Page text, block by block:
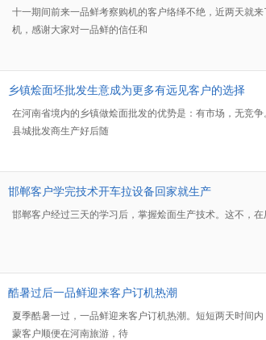
十一期间前来一品鲜考察购机的客户络绎不绝，近两天就
机，感谢大家对一品鲜的信任和
乡镇烩面坯批发生意成为更多有远见客户的选择
在河南省境内的乡镇做烩面批发的优势是：有市场，无竞
县城批发商生产好后随
邯郸客户学完技术开车拉设备回家就生产
邯郸客户经过三天的学习后，掌握烩面生产技术。这不，
酷暑过后一品鲜迎来客户订机热潮
夏季酷暑一过，一品鲜迎来客户订机热潮。短短两天时间
蒙客户顺便在河南旅游，待